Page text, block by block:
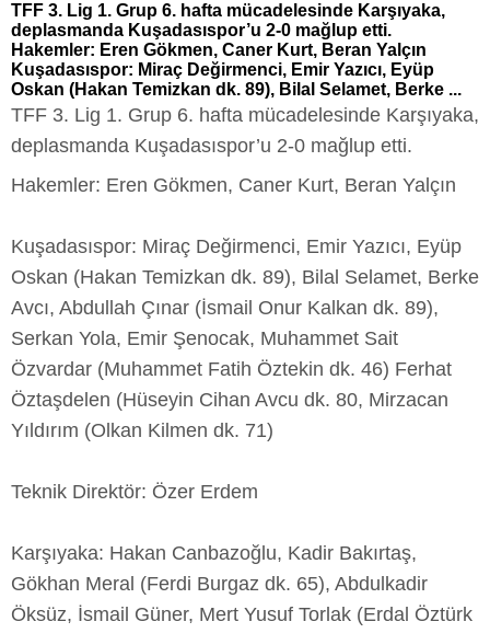
TFF 3. Lig 1. Grup 6. hafta mücadelesinde Karşıyaka,
deplasmanda Kuşadasıspor’u 2-0 mağlup etti.
Hakemler: Eren Gökmen, Caner Kurt, Beran Yalçın
Kuşadasıspor: Miraç Değirmenci, Emir Yazıcı, Eyüp
Oskan (Hakan Temizkan dk. 89), Bilal Selamet, Berke ...
TFF 3. Lig 1. Grup 6. hafta mücadelesinde Karşıyaka,
deplasmanda Kuşadasıspor’u 2-0 mağlup etti.
Hakemler: Eren Gökmen, Caner Kurt, Beran Yalçın
Kuşadasıspor: Miraç Değirmenci, Emir Yazıcı, Eyüp
Oskan (Hakan Temizkan dk. 89), Bilal Selamet, Berke
Avcı, Abdullah Çınar (İsmail Onur Kalkan dk. 89),
Serkan Yola, Emir Şenocak, Muhammet Sait
Özvardar (Muhammet Fatih Öztekin dk. 46) Ferhat
Öztaşdelen (Hüseyin Cihan Avcu dk. 80, Mirzacan
Yıldırım (Olkan Kilmen dk. 71)
Teknik Direktör: Özer Erdem
Karşıyaka: Hakan Canbazoğlu, Kadir Bakırtaş,
Gökhan Meral (Ferdi Burgaz dk. 65), Abdulkadir
Öksüz, İsmail Güner, Mert Yusuf Torlak (Erdal Öztürk